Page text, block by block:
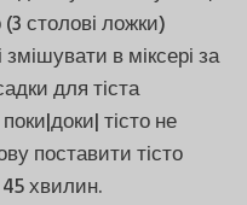
столові ложки)
в міксері за
для тіста
тісто не
поставити тісто
хвилин.